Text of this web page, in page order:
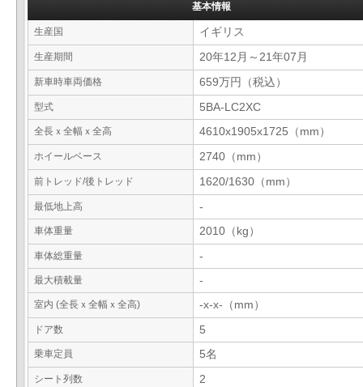
基本情報
生産国 イギリス
生産期間 20年12月～21年07月
新車時車両価格 659万円（税込）
型式 5BA-LC2XC
全長ｘ全幅ｘ全高 4610x1905x1725（mm）
ホイールベース 2740（mm）
前トレッド/後トレッド 1620/1630（mm）
最低地上高 -
車体重量 2010（kg）
車体総重量 -
最大積載量 -
室内 (全長ｘ全幅ｘ全高) -x-x-（mm）
ドア数 5
乗車定員 5名
シート列数 2